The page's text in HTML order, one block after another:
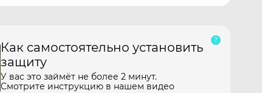
Как самостоятельно установить
защиту
У вас это займёт не более 2 минут.
Смотрите инструкцию в нашем видео